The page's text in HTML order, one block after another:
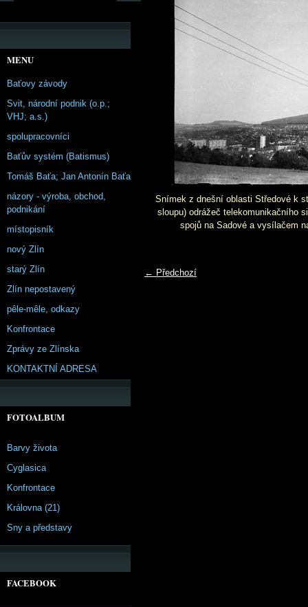
Snímek z dnešní oblasti Středové k
sloupu) odrážeč telekomunikačního
spojů na Sadové a vysílačem
← Předchozí
MENU
Baťovy závody
Svit, národní podnik (o.p.;
VHJ; a.s.)
spolupracovníci
Baťův systém (Batismus)
Tomáš Baťa; Jan Antonín Baťa
názory - výroba, obchod,
podnikání
místopisník
nový Zlín
starý Zlín
Zlín nepostavený
pêle-mêle, odkazy
Konfrontace
Zprávy ze Zlínska
KONTAKTNÍ ADRESA
FOTOALBUM
Barvy života
Cyglasica
Konfrontace
Královna (21)
Sny a představy
FACEBOOK